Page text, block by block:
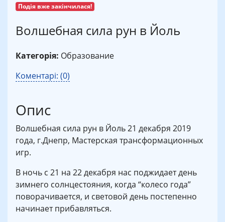
Подія вже закінчилася!
Волшебная сила рун в Йоль
Категорія: Образование
Коментарі: (0)
Опис
Волшебная сила рун в Йоль 21 декабря 2019
года, г.Днепр, Мастерская трансформационных
игр.
В ночь с 21 на 22 декабря нас поджидает день
зимнего солнцестояния, когда “колесо года”
поворачивается, и световой день постепенно
начинает прибавляться.